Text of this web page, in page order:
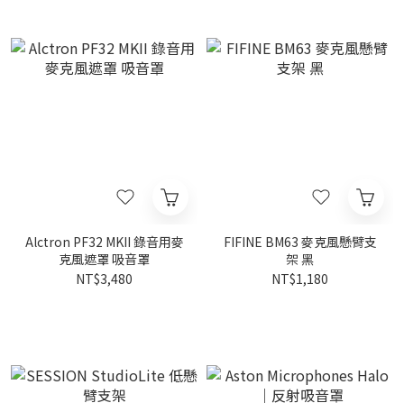
Alctron PF32 MKII 錄音用麥
克風遮罩 吸音罩
NT$3,480
FIFINE BM63 麥克風懸臂支
架 黑
NT$1,180